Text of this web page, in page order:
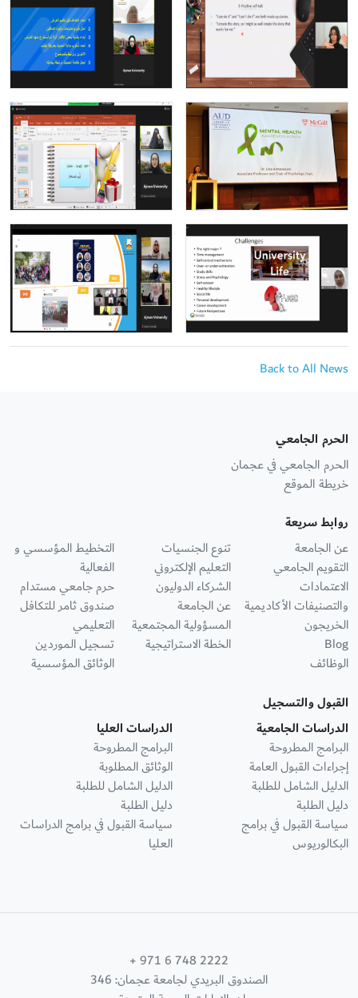
Back to All News
الحرم الجامعي
الحرم الجامعي في عجمان
خريطة الموقع
روابط سريعة
عن الجامعة
التقويم الجامعي
الاعتمادات
والتصنيفات الأكاديمية
الخريجون
Blog
الوظائف
تنوع الجنسيات
التعليم الإلكتروني
الشركاء الدوليون
عن الجامعة
المسؤولية المجتمعية
الخطة الاستراتيجية
التخطيط المؤسسي و
الفعالية
حرم جامعي مستدام
صندوق ثامر للتكافل
التعليمي
تسجيل الموردين
الوثائق المؤسسية
القبول والتسجيل
الدراسات الجامعية
البرامج المطروحة
إجراءات القبول العامة
الدليل الشامل للطلبة
دليل الطلبة
سياسة القبول في برامج
البكالوريوس
الدراسات العليا
البرامج المطروحة
الوثائق المطلوبة
الدليل الشامل للطلبة
دليل الطلبة
سياسة القبول في برامج الدراسات
العليا
+ 971 6 748 2222
الصندوق البريدي لجامعة عجمان: 346